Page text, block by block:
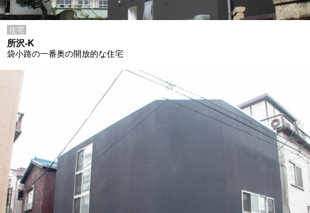
住宅
所沢-K
袋小路の一番奥の開放的な住宅